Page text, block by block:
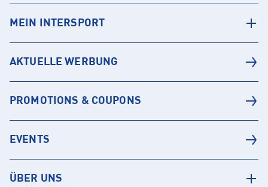
MEIN INTERSPORT
AKTUELLE WERBUNG
PROMOTIONS & COUPONS
EVENTS
ÜBER UNS